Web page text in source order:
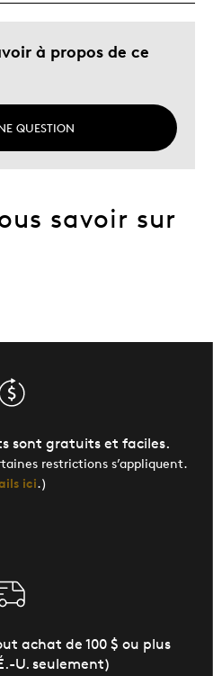
à propos de ce
QUESTION
savoir sur
sont gratuits et faciles.
restrictions s’appliquent.
ici.)
achat de 100 $ ou plus
U. seulement)